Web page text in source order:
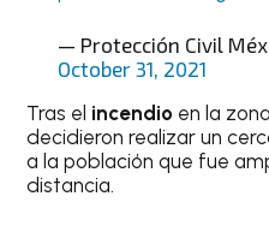
— Protección Civil
October 31, 2021
Tras el incendio en la
decidieron realizar un
a la población que fue
distancia.